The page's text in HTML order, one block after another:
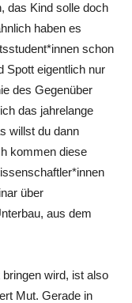
das Kind solle doch
haben es
schon
Spott eigentlich nur
des Gegenüber
das jahrelange
willst du dann
kommen diese
über
aus dem
wird, ist also
Mut. Gerade in